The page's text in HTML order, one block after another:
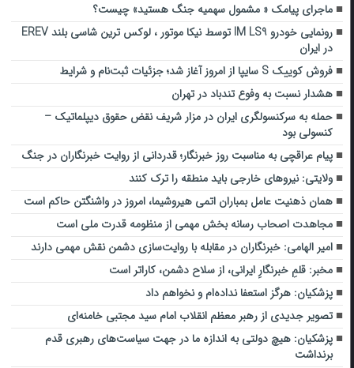
ماجرای پیامک « مشمول سهمیه جنگ هستید» چیست؟
رونمایی خودرو IM LS9 توسط نیکا موتور ، لوکس ترین شاسی بلند EREV
در ایران
فروش کوییک S سایپا از امروز آغاز شد؛ جزئیات ثبت‌نام و شرایط
هشدار نسبت به وفوع تندباد در تهران
حمله به سرکنسولگری ایران در مزار شریف نقض حقوق دیپلماتیک –
کنسولی بود
پیام عراقچی به مناسبت روز خبرنگار؛ قدردانی از روایت خبرنگاران در جنگ
ولایتی: نیروهای خارجی باید منطقه را ترک کنند
همان ذهنیت عامل بمباران اتمی هیروشیما، امروز در واشنگتن حاکم است
مجاهدت اصحاب رسانه بخش مهمی از منظومه قدرت ملی است
امیر الهامی: خبرنگاران در مقابله با روایت‌سازی دشمن نقش مهمی دارند
مخبر: قلمِ خبرنگارِ ایرانی، از سلاح دشمن، کاراتر است
پزشکیان: هرگز استعفا نداده‌ام و نخواهم داد
تصویر جدیدی از رهبر معظم انقلاب امام سید مجتبی خامنه‌ای
پزشکیان: هیچ دولتی به اندازه ما در جهت سیاست‌های رهبری قدم
برنداشت